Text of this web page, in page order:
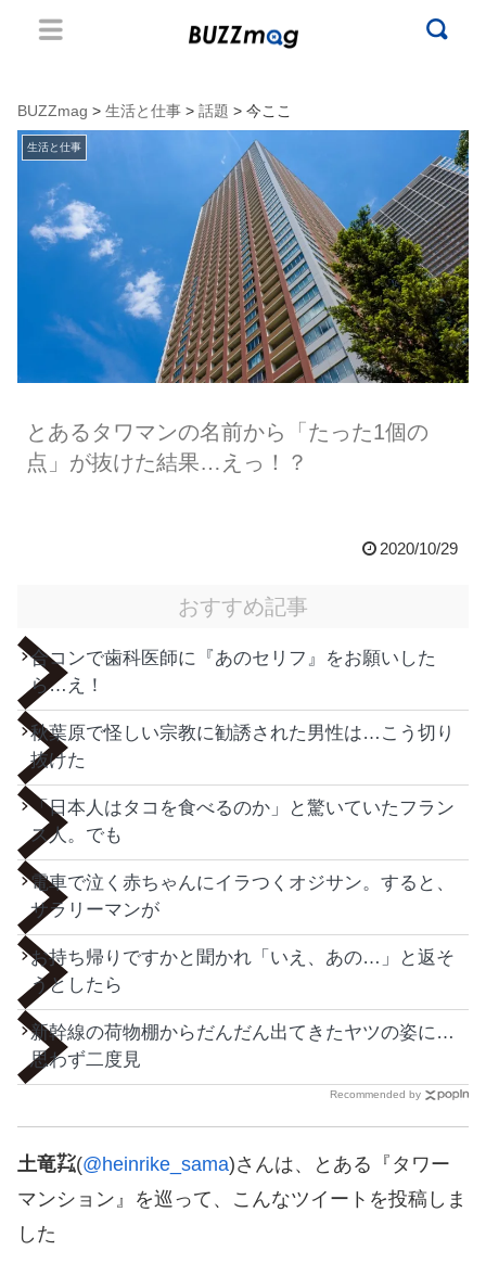
BUZZmag > 生活と仕事 > 話題 > 今ここ
生活と仕事
とあるタワマンの名前から「たった1個の
点」が抜けた結果…えっ！？
2020/10/29
おすすめ記事
合コンで歯科医師に『あのセリフ』をお願いした
ら…え！
秋葉原で怪しい宗教に勧誘された男性は…こう切り
抜けた
「日本人はタコを食べるのか」と驚いていたフラン
ス人。でも
電車で泣く赤ちゃんにイラつくオジサン。すると、
サラリーマンが
お持ち帰りですかと聞かれ「いえ、あの…」と返そ
うとしたら
新幹線の荷物棚からだんだん出てきたヤツの姿に…
思わず二度見
Recommended by
土竜㌠(@heinrike_sama)さんは、とある『タワー
マンション』を巡って、こんなツイートを投稿しま
した